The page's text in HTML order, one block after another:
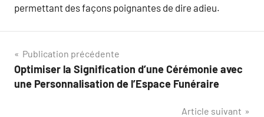
permettant des façons poignantes de dire adieu.
Navigation
de
Publication précédente
Optimiser la Signification d’une Cérémonie avec
une Personnalisation de l’Espace Funéraire
Article suivant